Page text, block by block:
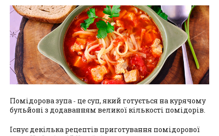
Помідорова зупа ‑ це суп, який готується на курячому
бульйоні з додаванням великої кількості помідорів.
Існує декілька рецептів приготування помідорової